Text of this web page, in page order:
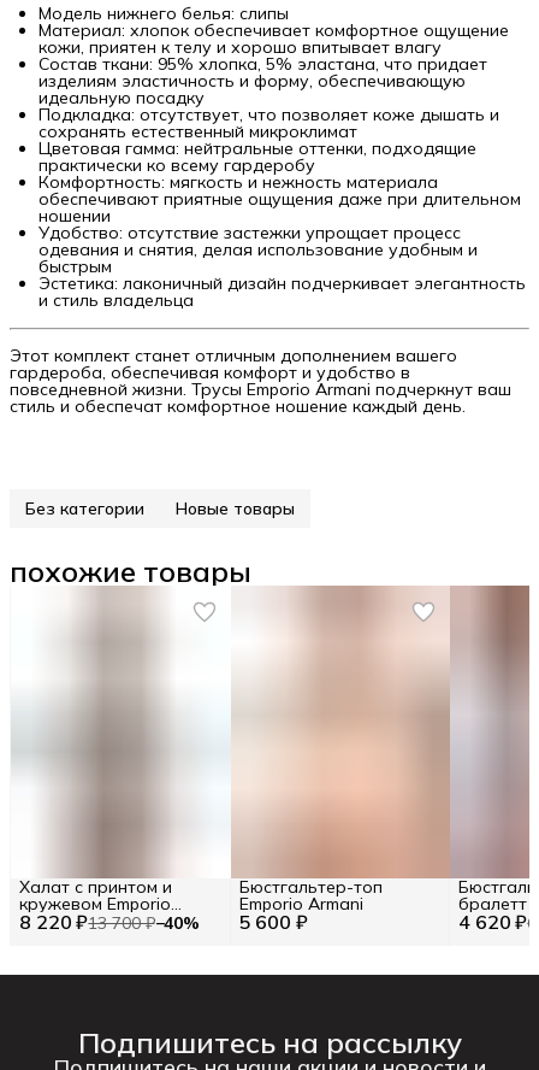
Модель нижнего белья: слипы
Материал: хлопок обеспечивает комфортное ощущение
кожи, приятен к телу и хорошо впитывает влагу
Состав ткани: 95% хлопка, 5% эластана, что придает
изделиям эластичность и форму, обеспечивающую
идеальную посадку
Подкладка: отсутствует, что позволяет коже дышать и
сохранять естественный микроклимат
Цветовая гамма: нейтральные оттенки, подходящие
практически ко всему гардеробу
Комфортность: мягкость и нежность материала
обеспечивают приятные ощущения даже при длительном
ношении
Удобство: отсутствие застежки упрощает процесс
одевания и снятия, делая использование удобным и
быстрым
Эстетика: лаконичный дизайн подчеркивает элегантность
и стиль владельца
Этот комплект станет отличным дополнением вашего
гардероба, обеспечивая комфорт и удобство в
повседневной жизни. Трусы Emporio Armani подчеркнут ваш
стиль и обеспечат комфортное ношение каждый день.
Без категории Новые товары
похожие товары
8 220 ₽13 700 ₽−40%
Халат с принтом и
кружевом Emporio
Armani RU 48 / EU 42 / L 5 600 ₽
Бюстгальтер-топ
Emporio Armani
4 620 ₽
бралетт
Подпишитесь на рассылку